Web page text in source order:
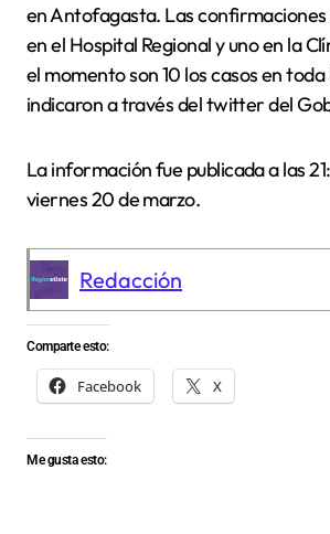
en Antofagasta. Las
en el Hospital Regional y uno en la
el momento son 10 los casos en toda
indicaron a través del twitter del
La información fue publicada a las
viernes 20 de marzo.
Redacción
Comparte esto:
Facebook X
Me gusta esto: